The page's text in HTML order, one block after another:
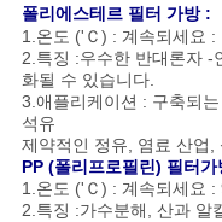
폴리에스테르 필터 가방 :
1.온도 ('Ｃ) : 계속되세요
2.특징 :우수한 반대론자 -
화될 수 있습니다.
3.애플리케이션 : 구축되
석유
제약적인 정유, 염료 산업,
PP (폴리프로필린) 필터가
1.온도 ('Ｃ) : 계속되세요
2.특징 :가수분해, 산과 알